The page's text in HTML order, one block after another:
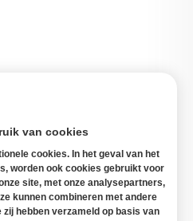
van cookies
cookies. In het geval van het
worden ook cookies gebruikt voor
site, met onze analysepartners,
kunnen combineren met andere
hebben verzameld op basis van